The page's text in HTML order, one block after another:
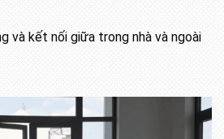
và kết nối giữa trong nhà và ngoài